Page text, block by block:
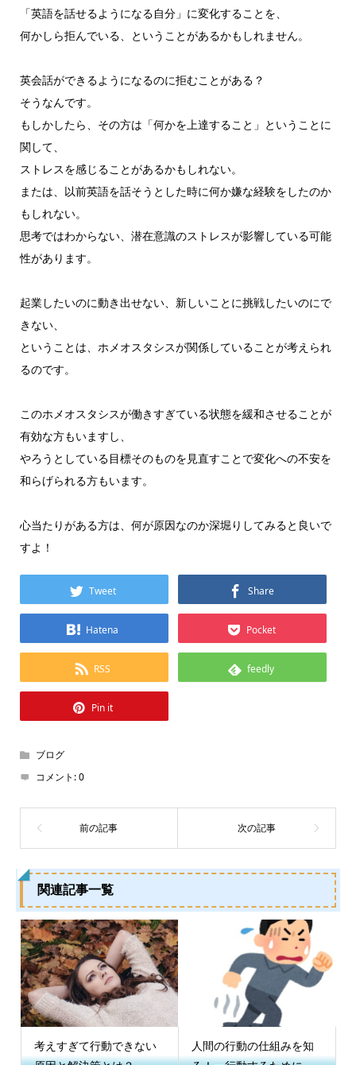
「英語を話せるようになる自分」に変化することを、
何かしら拒んでいる、ということがあるかもしれません。
英会話ができるようになるのに拒むことがある？
そうなんです。
もしかしたら、その方は「何かを上達すること」ということに
関して、
ストレスを感じることがあるかもしれない。
または、以前英語を話そうとした時に何か嫌な経験をしたのか
もしれない。
思考ではわからない、潜在意識のストレスが影響している可能
性があります。
起業したいのに動き出せない、新しいことに挑戦したいのにで
きない、
ということは、ホメオスタシスが関係していることが考えられ
るのです。
このホメオスタシスが働きすぎている状態を緩和させることが
有効な方もいますし、
やろうとしている目標そのものを見直すことで変化への不安を
和らげられる方もいます。
心当たりがある方は、何が原因なのか深堀りしてみると良いで
すよ！
Tweet Share
Hatena Pocket
RSS feedly
Pin it
ブログ
コメント:0
関連記事一覧
考えすぎて行動できない
人間の行動の仕組みを知